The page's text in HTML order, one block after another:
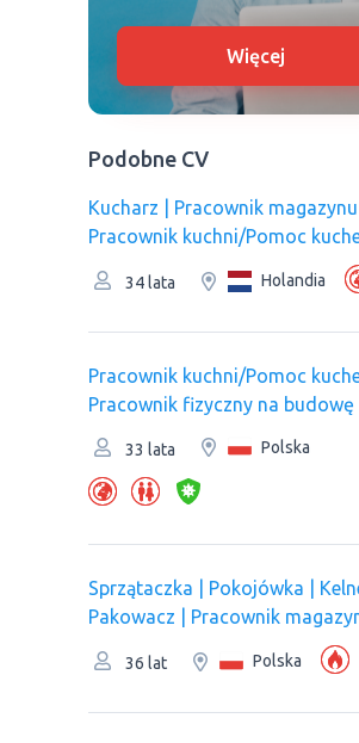
Więcej
Podobne CV
Kucharz | Рracownik magazynu |
Pracownik kuchni/Pomoc
34 lata Holandia
Pracownik kuchni/Pomoc
Pracownik fizyczny na budowę
33 lata Polska
Sprzątaczka | Pokojówka |
Pakowacz | Рracownik
Pracownik kuchni/Pomoc
Pracownik produkcji |
36 lat Polska